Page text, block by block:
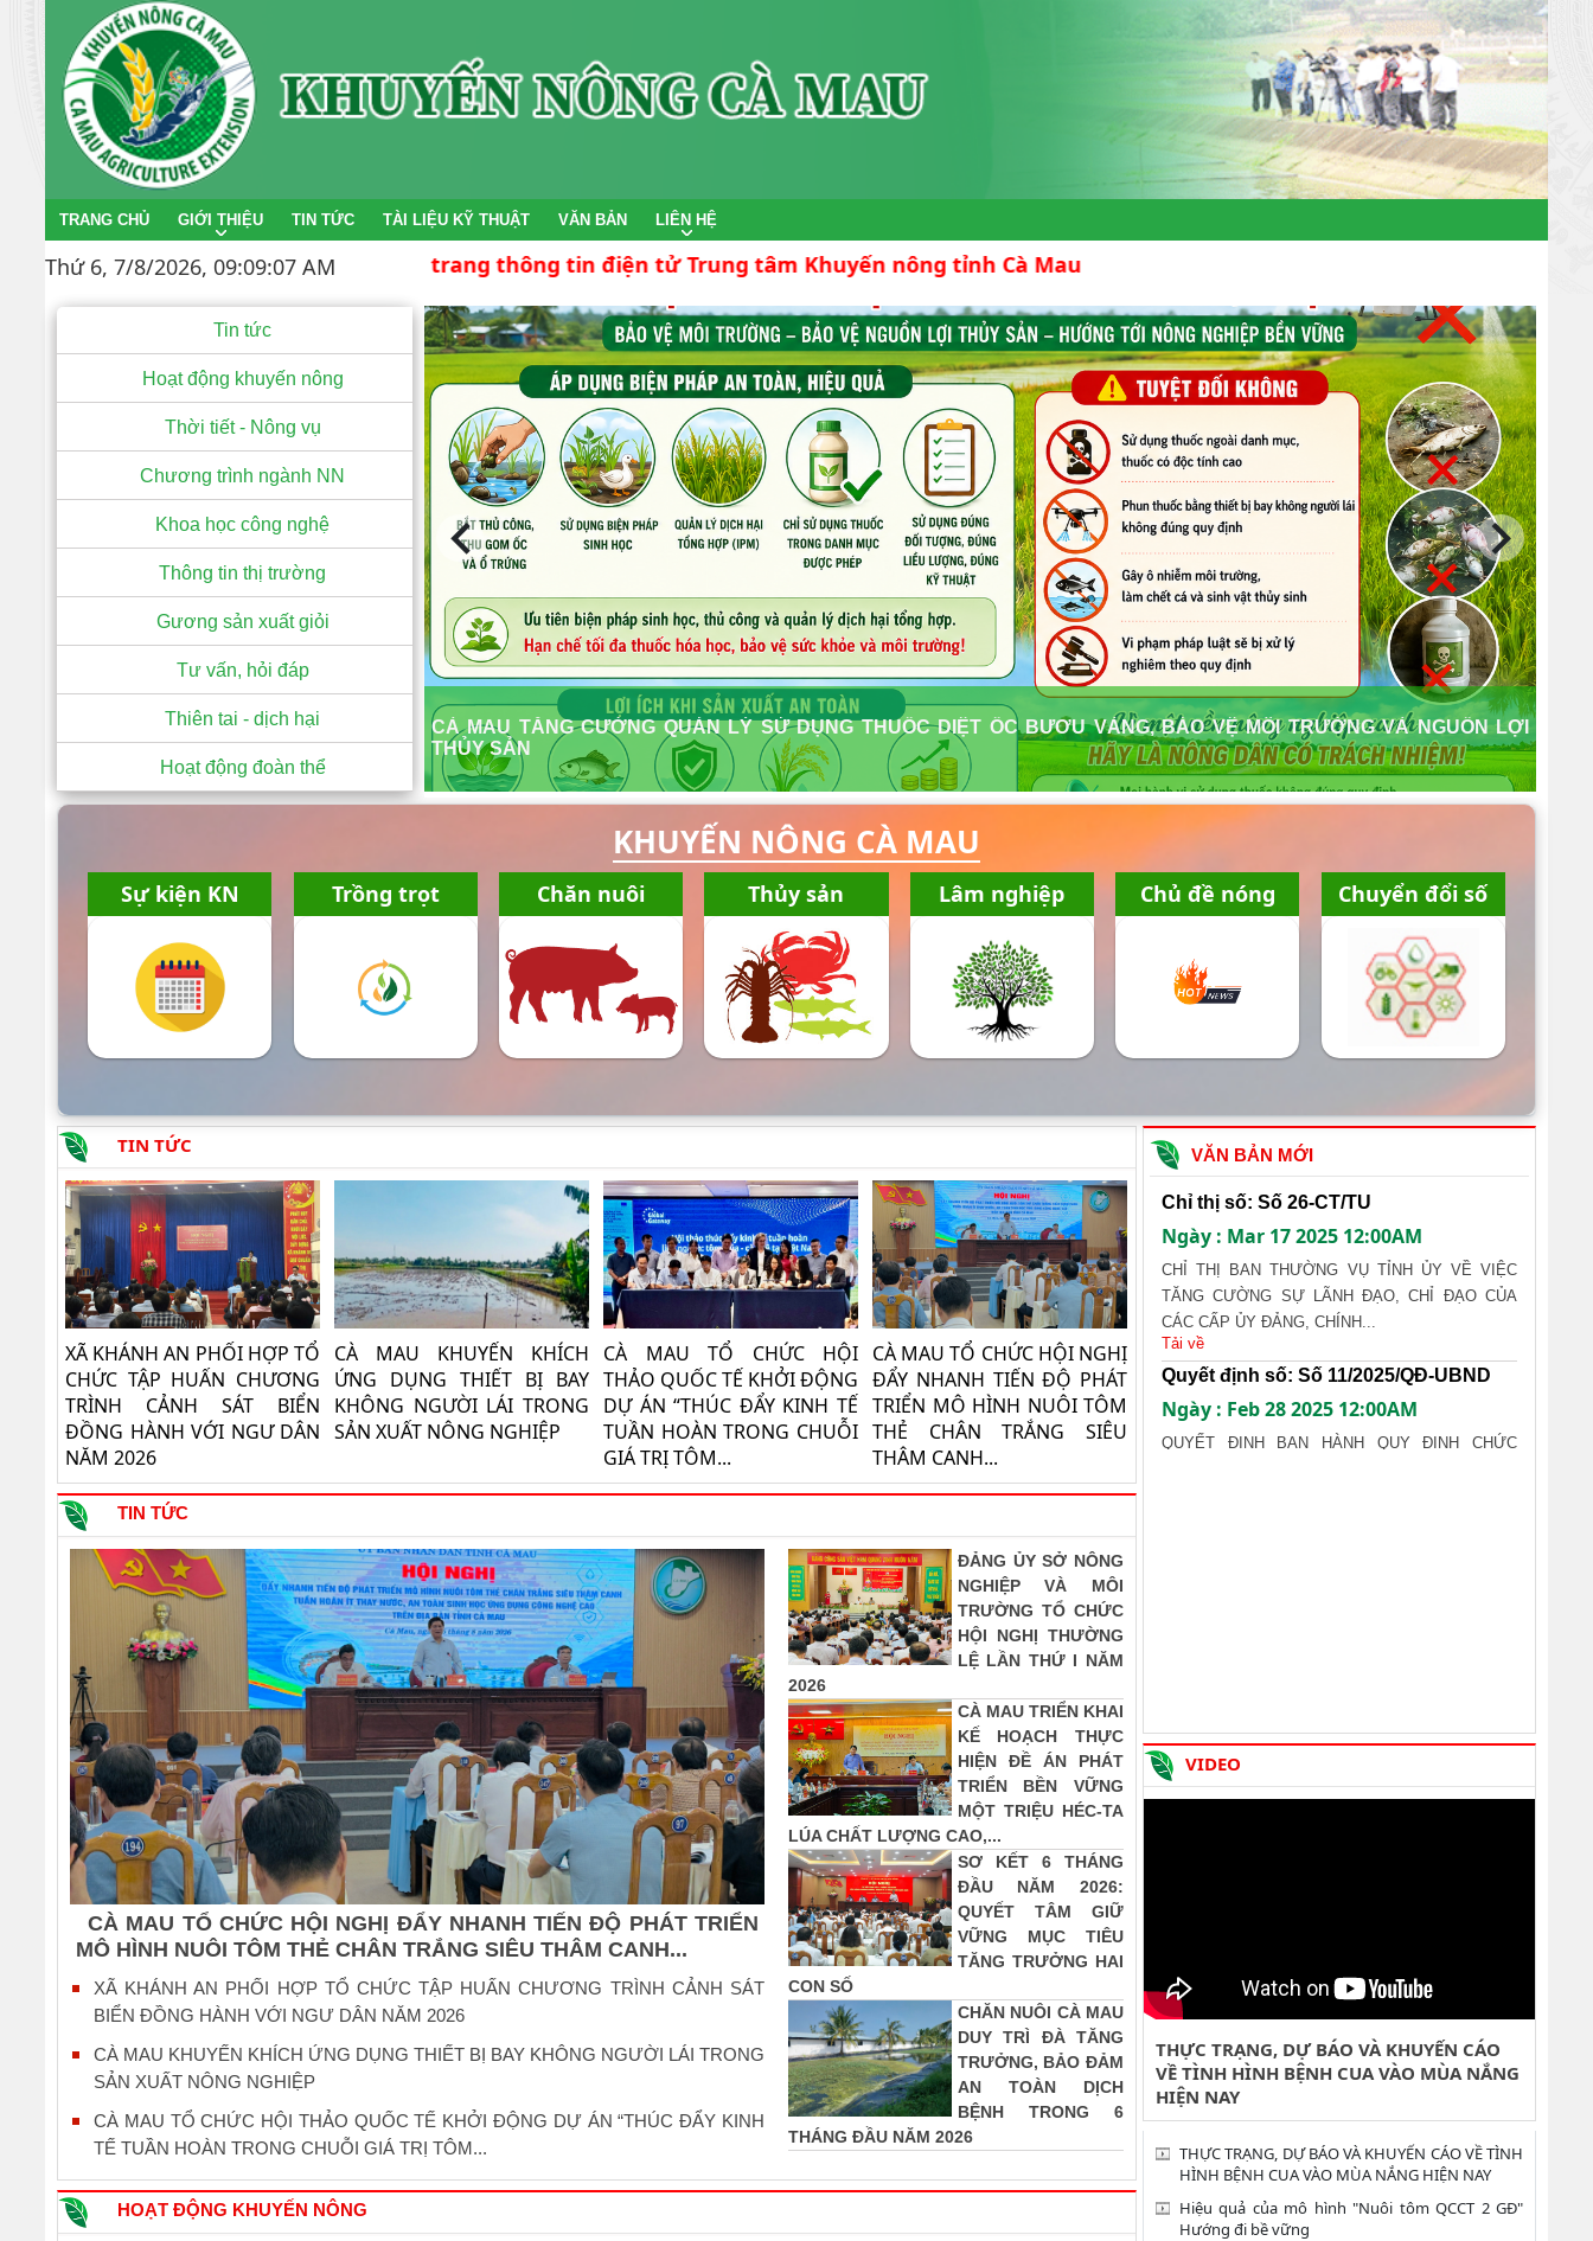
TRANG CHỦ GIỚI THIỆU TIN TỨC TÀI LIỆU KỸ THUẬT VĂN BẢN LIÊN HỆ
Thứ 6, 7/8/2026, 09:09:08 AM
Chào mừng bạn đến với trang thông tin điện tử Trung tâm Khuyến nông tỉnh Cà Mau
Tin tức
Hoạt động khuyến nông
Thời tiết - Nông vụ
Chương trình ngành NN
Khoa học công nghệ
Thông tin thị trường
Gương sản xuất giỏi
Tư vấn, hỏi đáp
Thiên tai - dịch hại
Hoạt động đoàn thể
CÀ MAU TĂNG CƯỜNG QUẢN LÝ SỬ DỤNG THUỐC DIỆT ỐC BƯƠU VÀNG, BẢO VỆ MÔI TRƯỜNG VÀ NGUỒN LỢI
THỦY SẢN
KHUYẾN NÔNG CÀ MAU
Sự kiện KN Trồng trọt Chăn nuôi Thủy sản Lâm nghiệp Chủ đề nóng Chuyển đổi số
TIN TỨC
XÃ KHÁNH AN PHỐI HỢP TỔ
CHỨC TẬP HUẤN CHƯƠNG
TRÌNH CẢNH SÁT BIỂN
ĐỒNG HÀNH VỚI NGƯ DÂN
NĂM 2026
CÀ MAU KHUYẾN KHÍCH
ỨNG DỤNG THIẾT BỊ BAY
KHÔNG NGƯỜI LÁI TRONG
SẢN XUẤT NÔNG NGHIỆP
CÀ MAU TỔ CHỨC HỘI
THẢO QUỐC TẾ KHỞI ĐỘNG
DỰ ÁN “THÚC ĐẨY KINH TẾ
TUẦN HOÀN TRONG CHUỖI
GIÁ TRỊ TÔM...
CÀ MAU TỔ CHỨC HỘI NGHỊ
ĐẨY NHANH TIẾN ĐỘ PHÁT
TRIỂN MÔ HÌNH NUÔI TÔM
THẺ CHÂN TRẮNG SIÊU
THÂM CANH...
TIN TỨC
CÀ MAU TỔ CHỨC HỘI NGHỊ ĐẨY NHANH TIẾN ĐỘ PHÁT TRIỂN
MÔ HÌNH NUÔI TÔM THẺ CHÂN TRẮNG SIÊU THÂM CANH...
XÃ KHÁNH AN PHỐI HỢP TỔ CHỨC TẬP HUẤN CHƯƠNG TRÌNH CẢNH SÁT
BIỂN ĐỒNG HÀNH VỚI NGƯ DÂN NĂM 2026
CÀ MAU KHUYẾN KHÍCH ỨNG DỤNG THIẾT BỊ BAY KHÔNG NGƯỜI LÁI TRONG
SẢN XUẤT NÔNG NGHIỆP
CÀ MAU TỔ CHỨC HỘI THẢO QUỐC TẾ KHỞI ĐỘNG DỰ ÁN “THÚC ĐẨY KINH
TẾ TUẦN HOÀN TRONG CHUỖI GIÁ TRỊ TÔM...
ĐẢNG ỦY SỞ NÔNG
NGHIỆP VÀ MÔI
TRƯỜNG TỔ CHỨC
HỘI NGHỊ THƯỜNG
LỆ LẦN THỨ I NĂM
2026
CÀ MAU TRIỂN KHAI
KẾ HOẠCH THỰC
HIỆN ĐỀ ÁN PHÁT
TRIỂN BỀN VỮNG
MỘT TRIỆU HÉC-TA
LÚA CHẤT LƯỢNG CAO,...
SƠ KẾT 6 THÁNG
ĐẦU NĂM 2026:
QUYẾT TÂM GIỮ
VỮNG MỤC TIÊU
TĂNG TRƯỞNG HAI
CON SỐ
CHĂN NUÔI CÀ MAU
DUY TRÌ ĐÀ TĂNG
TRƯỞNG, BẢO ĐẢM
AN TOÀN DỊCH
BỆNH TRONG 6
THÁNG ĐẦU NĂM 2026
HOẠT ĐỘNG KHUYẾN NÔNG
VĂN BẢN MỚI
Chỉ thị số: Số 26-CT/TU
Ngày : Mar 17 2025 12:00AM
CHỈ THỊ BAN THƯỜNG VỤ TỈNH ỦY VỀ VIỆC
TĂNG CƯỜNG SỰ LÃNH ĐẠO, CHỈ ĐẠO CỦA
CÁC CẤP ỦY ĐẢNG, CHÍNH...
Tải về
Quyết định số: Số 11/2025/QĐ-UBND
Ngày : Feb 28 2025 12:00AM
QUYẾT ĐỊNH BAN HÀNH QUY ĐỊNH CHỨC
VIDEO
THỰC TRẠNG, DỰ BÁO VÀ KHUYẾN CÁO
VỀ TÌNH HÌNH BỆNH CUA VÀO MÙA NẮNG
HIỆN NAY
THỰC TRẠNG, DỰ BÁO VÀ KHUYẾN CÁO VỀ TÌNH
HÌNH BỆNH CUA VÀO MÙA NẮNG HIỆN NAY
Hiệu quả của mô hình "Nuôi tôm QCCT 2 GĐ"
Hướng đi bề vững